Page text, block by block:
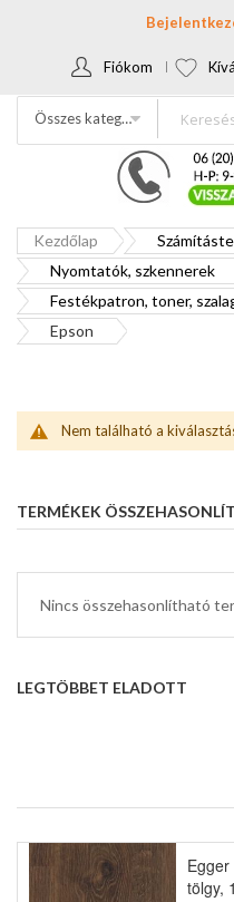
Fiókom
Összes kategória
Kezdőlap
Nyomtatók, szkennerek
Festékpatron, toner,
Epson
Nem található a
TERMÉKEK
Nincs összehasonlítható
LEGTÖBBET ELADOTT
tölgy,